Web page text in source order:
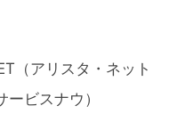
（アリスタ・ネット
ビスナウ）